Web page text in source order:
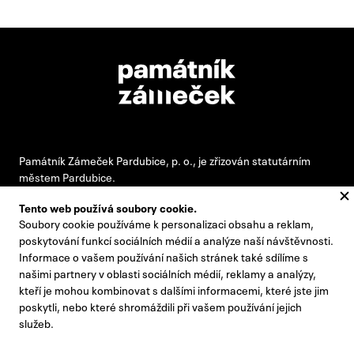
Památník Zámeček Pardubice, p. o., je zřizován statutárním
městem Pardubice.
#pamatnikzamecek
zamecek@zamecek-memorial.cz
+420 732 895 221
Kontakty
Tento web používá soubory cookie.
Soubory cookie používáme k personalizaci obsahu a reklam,
poskytování funkcí sociálních médií a analýze naší návštěvnosti.
Informace o vašem používání našich stránek také sdílíme s
našimi partnery v oblasti sociálních médií, reklamy a analýzy,
kteří je mohou kombinovat s dalšími informacemi, které jste jim
poskytli, nebo které shromáždili při vašem používání jejich
služeb.